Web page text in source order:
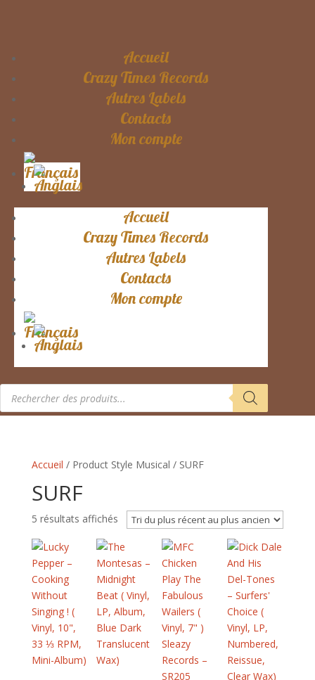
Accueil
Crazy Times Records
Autres Labels
Contacts
Mon compte
Accueil
Crazy Times Records
Autres Labels
Contacts
Mon compte
Recherche
produits
Accueil / Product Style Musical / SURF
SURF
5 résultats affichésTrié
plus
récent
au
plus
ancien